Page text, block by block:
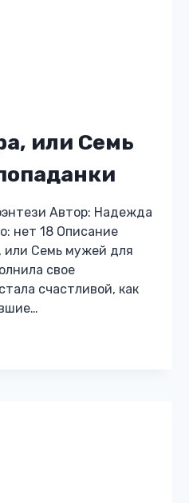
или Семь
Автор: Надежда
нет 18 Описание
или Семь мужей для
свое
счастливой, как